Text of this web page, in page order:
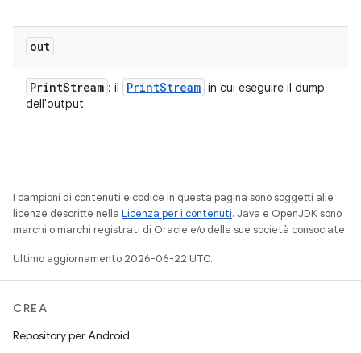
out
PrintStream : il PrintStream in cui eseguire il dump
dell'output
I campioni di contenuti e codice in questa pagina sono soggetti alle
licenze descritte nella Licenza per i contenuti. Java e OpenJDK sono
marchi o marchi registrati di Oracle e/o delle sue società consociate.
Ultimo aggiornamento 2026-06-22 UTC.
CREA
Repository per Android